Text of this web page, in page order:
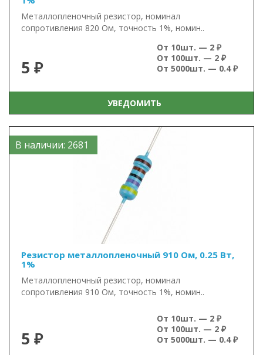
Металлопленочный резистор, номинал
сопротивления 820 Ом, точность 1%, номин..
5 ₽
От 10шт. — 2 ₽
От 100шт. — 2 ₽
От 5000шт. — 0.4 ₽
УВЕДОМИТЬ
В наличии: 2681
Резистор металлопленочный 910 Ом, 0.25 Вт,
1%
Металлопленочный резистор, номинал
сопротивления 910 Ом, точность 1%, номин..
5 ₽
От 10шт. — 2 ₽
От 100шт. — 2 ₽
От 5000шт. — 0.4 ₽